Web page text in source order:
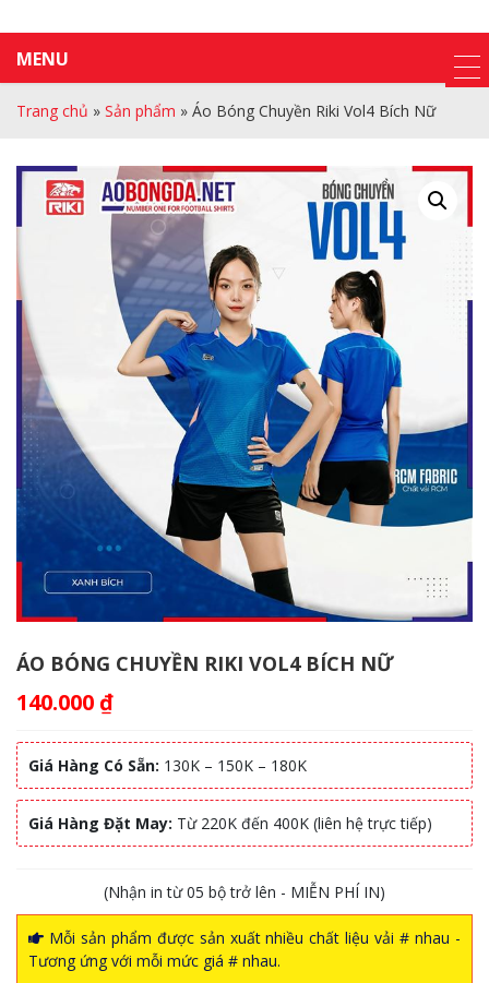
MENU
Trang chủ » Sản phẩm » Áo Bóng Chuyền Riki Vol4 Bích Nữ
ÁO BÓNG CHUYỀN RIKI VOL4 BÍCH NỮ
140.000 ₫
Giá Hàng Có Sẵn: 130K – 150K – 180K
Giá Hàng Đặt May: Từ 220K đến 400K (liên hệ trực tiếp)
(Nhận in từ 05 bộ trở lên - MIỄN PHÍ IN)
Mỗi sản phẩm được sản xuất nhiều chất liệu vải # nhau -
Tương ứng với mỗi mức giá # nhau.